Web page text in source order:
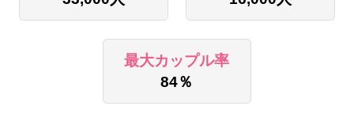
最大カップル率
84％